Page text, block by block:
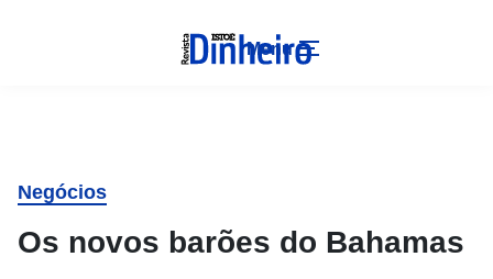
Menu
Negócios
Os novos barões do Bahamas